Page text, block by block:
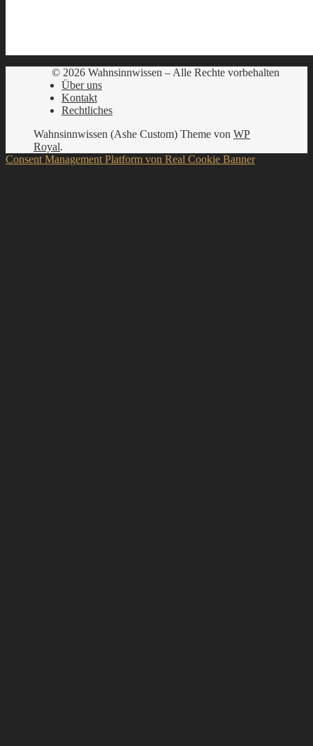
© 2026 Wahnsinnwissen – Alle Rechte vorbehalten
Über uns
Kontakt
Rechtliches
Wahnsinnwissen (Ashe Custom) Theme von WP
Royal.
Consent Management Platform von Real Cookie Banner